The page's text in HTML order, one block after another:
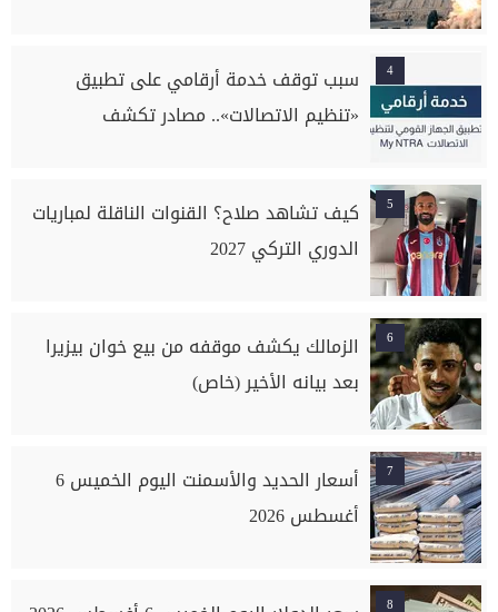
4
سبب توقف خدمة أرقامي على تطبيق
«تنظيم الاتصالات».. مصادر تكشف
5
كيف تشاهد صلاح؟ القنوات الناقلة لمباريات
الدوري التركي 2027
6
الزمالك يكشف موقفه من بيع خوان بيزيرا
بعد بيانه الأخير (خاص)
7
أسعار الحديد والأسمنت اليوم الخميس 6
أغسطس 2026
8